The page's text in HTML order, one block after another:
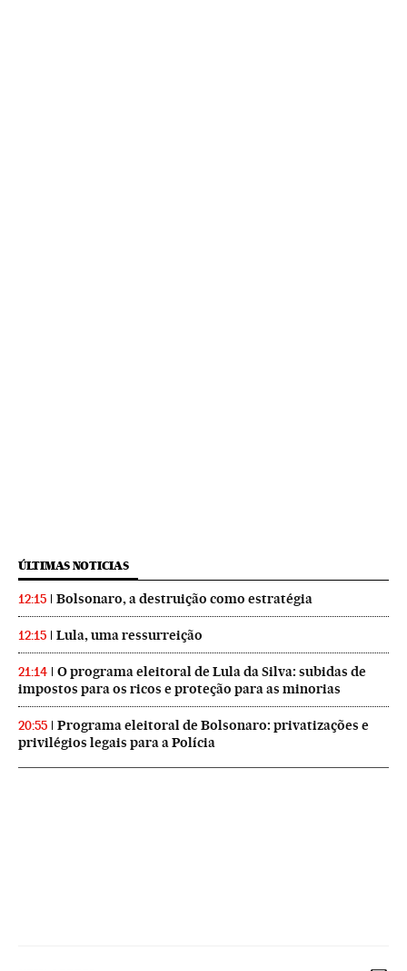
ÚLTIMAS NOTICIAS
12:15 Bolsonaro, a destruição como estratégia
12:15 Lula, uma ressurreição
21:14
O programa eleitoral de Lula da Silva: subidas de
impostos para os ricos e proteção para as minorias
20:55
Programa eleitoral de Bolsonaro: privatizações e
privilégios legais para a Polícia